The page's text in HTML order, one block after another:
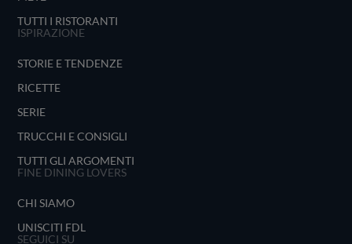
TUTTI I RISTORANTI
ISPIRAZIONE
STORIE E TENDENZE
RICETTE
SERIE
TRUCCHI E CONSIGLI
TUTTI GLI ARGOMENTI
FINE DINING LOVERS
CHI SIAMO
UNISCITI FDL
SEGUICI SU